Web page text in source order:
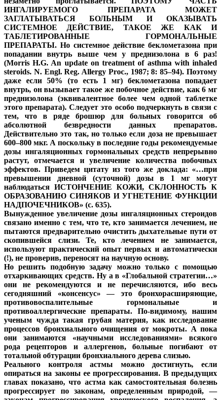
ИНГАЛИРУЕМОГО ПРЕПАРАТА МОЖЕТ
ЗАГЛАТЫВАТЬСЯ БОЛЬНЫМ И ОКАЗЫВАТЬ
СИСТЕМНОЕ ДЕЙСТВИЕ, ТАКОЕ ЖЕ КАК И
ТАБЛЕТИРОВАННЫЕ ГОРМОНАЛЬНЫЕ
ПРЕПАРАТЫ. Но системное действие беклометазона при
попадании внутрь выше чем у преднизолона в 6 раз!
(Morris H.G. An update on treatment of asthma with inhaled
steroids. N. Engl. Reg. Allergy Proc., 1987; 8: 85–94). Поэтому
даже если 50% (то есть 1 мг) беклометазона попадает
внутрь, он вызывает такое же побочное действие, как 6 мг
преднизолона (эквивалентное более чем одной таблетке
этого препарата). Следует это особо подчеркнуть в связи с
тем, что в ряде брошюр для больных говорится об
абсолютной безвредности данных препаратов.
Действительно это так, но только если доза не превышает
600–800 мкг. А поскольку в последние годы рекомендуемые
дозы ингаляционных гормональных средств непрерывно
растут, отмечается и увеличение количества побочных
эффектов. Приведем цитату из того же доклада: «…при
превышении дневной (суточной) дозы в 1 мг могут
наблюдаться ИСТОНЧЕНИЕ КОЖИ, СКЛОННОСТЬ К
ОБРАЗОВАНИЮ СИНЯКОВ И УГНЕТЕНИЕ ФУНКЦИИ
НАДПОЧЕЧНИКОВ» (с. 635).
Вынужденное увеличение дозы ингаляционных стероидов
связано именно с тем, что те, кто занимается лечением, не
пытаются предварительно очистить дыхательные пути от
скопившейся слизи. Те, кто лечением не занимается,
используют практический опыт первых и автоматически
(!), не проверив, переносят на научную основу.
Но решить подобную задачу можно только с помощью
отхаркивающих средств. Ну а в «Глобальной стратегии…»
они не рекомендуются и не перечисляются, ибо весь
сегодняшний «консенсус» — это бронхорасширяющие,
противовоспалительные гормональные и
противоаллергические препараты. По-видимому, нашим
ученым чужда такая грубая материя, как исследование
процессов бронхиального очищения от мокроты. А пока
они занимаются «научными исследованиями» всякого
рода рецепторов и аллергенов, больные погибают от
тотальной обтурации бронхиального дерева слизью.
Реального контроля астмы можно достигнуть, если
опираться на законы ее прогрессирования. В предыдущих
главах показано, что астма как самостоятельная болезнь
прогрессирует по законам, определенным природой, —